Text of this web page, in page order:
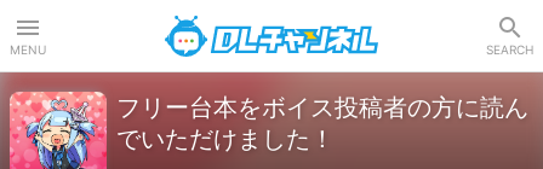
MENU SEARCH
フリー台本をボイス投稿者の方に読ん
でいただけました！